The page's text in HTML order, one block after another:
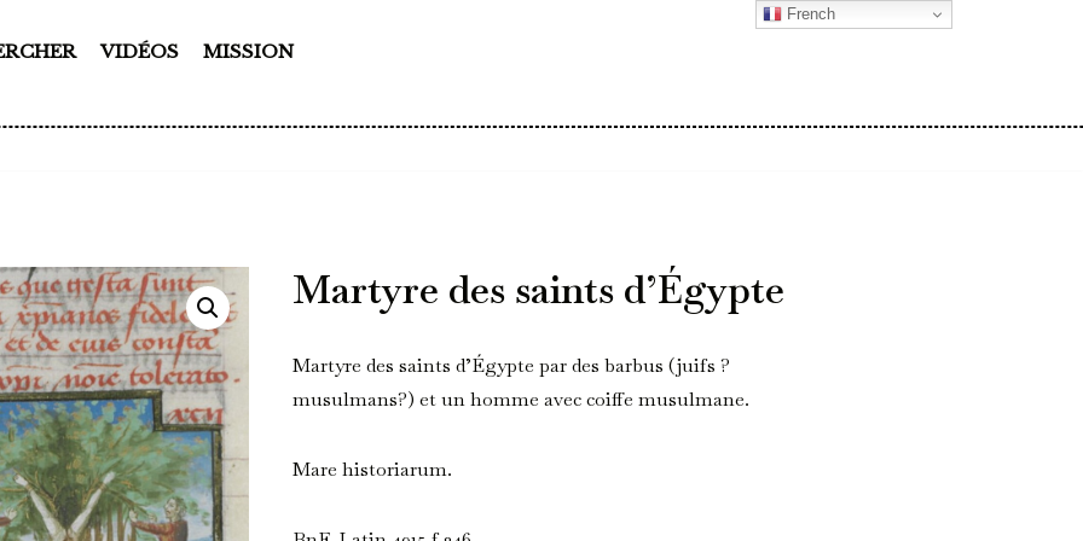
VIDÉOS MISSION
Martyre des saints d’Égypte
Martyre des saints d’Égypte par des barbus (juifs ?
musulmans?) et un homme avec coiffe musulmane.
Mare historiarum.
French